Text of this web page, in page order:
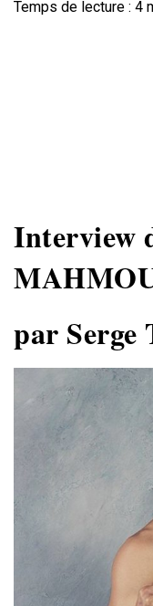
Temps de lecture : 4
Interview
par Serge